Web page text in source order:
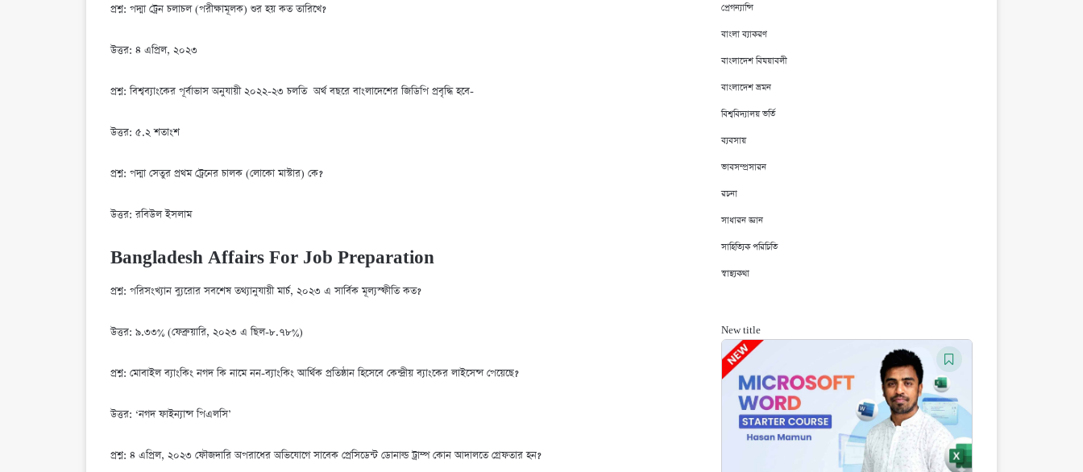
প্রশ্ন: পদ্মা ট্রেন চলাচল (পরীক্ষামূলক) শুর হয় কত তারিখে?
উত্তর: ৪ এপ্রিল, ২০২৩
প্রশ্ন: বিশ্বব্যাংকের পূর্বাভাস অনুযায়ী ২০২২-২৩ চলতি অর্থ বছরে বাংলাদেশের জিডিপি প্রবৃদ্ধি হবে-
উত্তর: ৫.২ শতাংশ
প্রশ্ন: পদ্মা সেতুর প্রথম ট্রেনের চালক (লোকো মাস্টার) কে?
উত্তর: রবিউল ইসলাম
Bangladesh Affairs For Job Preparation
প্রশ্ন: পরিসংখ্যান ব্যুরোর সবশেষ তথ্যানুযায়ী মার্চ, ২০২৩ এ সার্বিক মূল্যস্ফীতি কত?
উত্তর: ৯.৩৩% (ফেব্রুয়ারি, ২০২৩ এ ছিল-৮.৭৮%)
প্রশ্ন: মোবাইল ব্যাংকিং নগদ কি নামে নন-ব্যাংকিং আর্থিক প্রতিষ্ঠান হিসেবে কেন্দ্রীয় ব্যাং‌কের লাইসেন্স পেয়েছে?
উত্তর: ‘নগদ ফাইন্যান্স পিএলসি’
প্রশ্ন: ৪ এপ্রিল, ২০২৩ ফৌজদারি অপরাধের অভিযোগে সাবেক প্রেসিডেন্ট ডোনাল্ড ট্রাম্প কোন আদালতে গ্রেফতার হন?
প্রেগন্যান্সি
বাংলা ব্যাকরণ
বাংলাদেশ বিষয়াবলী
বাংলাদেশ ভ্রমন
বিশ্ববিদ্যালয় ভর্তি
ব্যবসায়
ভাবসম্প্রসারন
রচনা
সাধারন জ্ঞান
সাহিত্যিক পরিচিতি
স্বাস্থ্যকথা
New title